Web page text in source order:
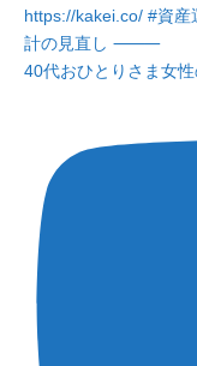
40代おひとりさま女